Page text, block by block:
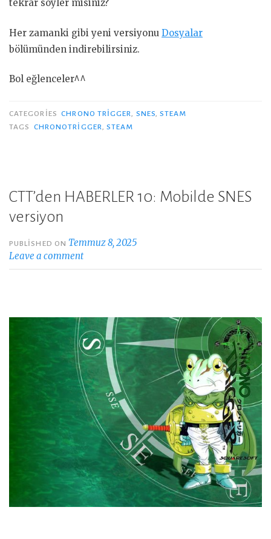
tekrar söyler misiniz?
Her zamanki gibi yeni versiyonu Dosyalar
bölümünden indirebilirsiniz.
Bol eğlenceler^^
CATEGORIES CHRONO TRIGGER SNES ,STEAM
TAGS
CHRONOTRIGGER STEAM
CTT’den HABERLER 10: Mobilde SNES
versiyon
PUBLISHED ON Temmuz 8, 2025
Leave a comment